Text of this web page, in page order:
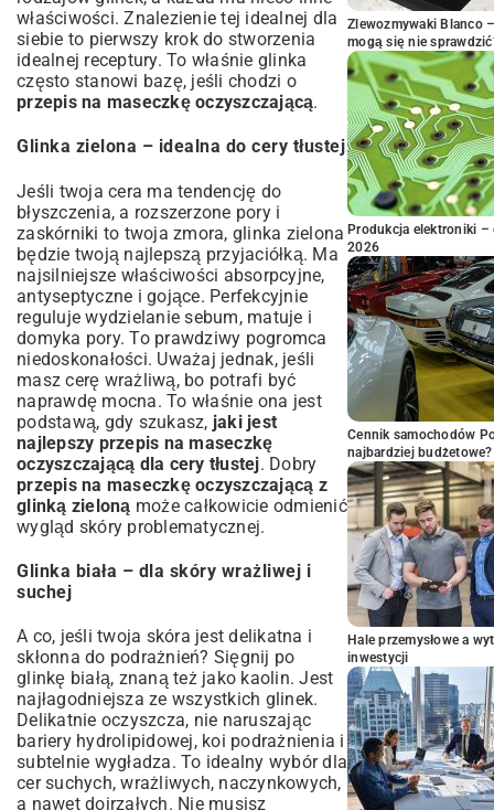
właściwości. Znalezienie tej idealnej dla
siebie to pierwszy krok do stworzenia
idealnej receptury. To właśnie glinka
często stanowi bazę, jeśli chodzi o
przepis na maseczkę oczyszczającą.
Glinka zielona – idealna do cery tłustej
Jeśli twoja cera ma tendencję do
błyszczenia, a rozszerzone pory i
zaskórniki to twoja zmora, glinka zielona
będzie twoją najlepszą przyjaciółką. Ma
najsilniejsze właściwości absorpcyjne,
antyseptyczne i gojące. Perfekcyjnie
reguluje wydzielanie sebum, matuje i
domyka pory. To prawdziwy pogromca
niedoskonałości. Uważaj jednak, jeśli
masz cerę wrażliwą, bo potrafi być
naprawdę mocna. To właśnie ona jest
podstawą, gdy szukasz, jaki jest
najlepszy przepis na maseczkę
oczyszczającą dla cery tłustej. Dobry
przepis na maseczkę oczyszczającą z
glinką zieloną może całkowicie odmienić
wygląd skóry problematycznej.
Glinka biała – dla skóry wrażliwej i
suchej
A co, jeśli twoja skóra jest delikatna i
skłonna do podrażnień? Sięgnij po
glinkę białą, znaną też jako kaolin. Jest
najłagodniejsza ze wszystkich glinek.
Delikatnie oczyszcza, nie naruszając
bariery hydrolipidowej, koi podrażnienia i
subtelnie wygładza. To idealny wybór dla
cer suchych, wrażliwych, naczynkowych,
a nawet dojrzałych. Nie musisz
Zlewozmywaki Blanco
mogą się nie
Produkcja elektroniki –
2026
Cennik samochodów
najbardziej budżetowe?
Hale przemysłowe a
inwestycji